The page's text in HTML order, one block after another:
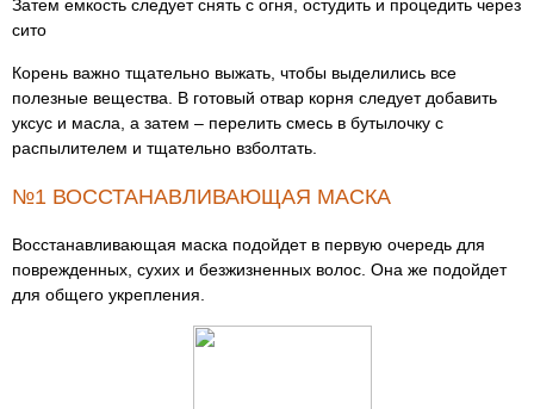
Затем емкость следует снять с огня, остудить и процедить через
сито
Корень важно тщательно выжать, чтобы выделились все
полезные вещества. В готовый отвар корня следует добавить
уксус и масла, а затем – перелить смесь в бутылочку с
распылителем и тщательно взболтать.
№1 ВОССТАНАВЛИВАЮЩАЯ МАСКА
Восстанавливающая маска подойдет в первую очередь для
поврежденных, сухих и безжизненных волос. Она же подойдет
для общего укрепления.